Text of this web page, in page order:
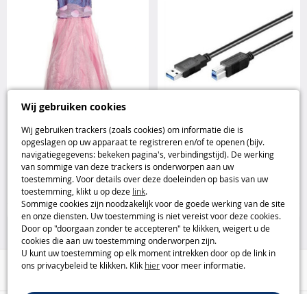
Wij gebruiken cookies
Wij gebruiken trackers (zoals cookies) om informatie die is
opgeslagen op uw apparaat te registreren en/of te openen (bijv.
navigatiegegevens: bekeken pagina's, verbindingstijd). De werking
van sommige van deze trackers is onderworpen aan uw
toestemming. Voor details over deze doeleinden op basis van uw
toestemming, klikt u op deze link.
Sommige cookies zijn noodzakelijk voor de goede werking van de site
en onze diensten. Uw toestemming is niet vereist voor deze cookies.
Door op "doorgaan zonder te accepteren" te klikken, weigert u de
cookies die aan uw toestemming onderworpen zijn.
U kunt uw toestemming op elk moment intrekken door op de link in
ons privacybeleid te klikken. Klik hiervoor meer informatie.
Barbie prinsessenkostuum kind
5-7 jaar voor carnaval en feest
Barbie
,95€
25%
Trust SuperSpeed USB 3.0 kabel
3m voor printer en harde schijf
DeLock
9
75%
Hulp / Contact